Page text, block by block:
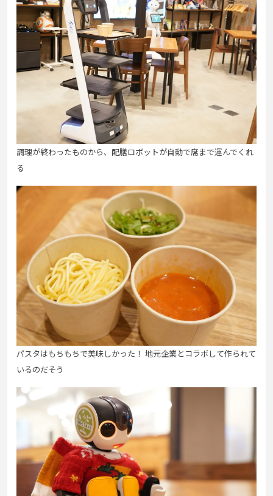
調理が終わったものから、配膳ロボットが自動で席まで運んでくれ
る
パスタはもちもちで美味しかった！ 地元企業とコラボして作られて
いるのだそう